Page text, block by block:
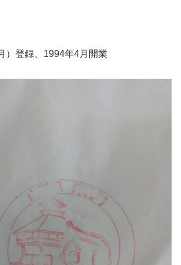
）登録、1994年4月開業